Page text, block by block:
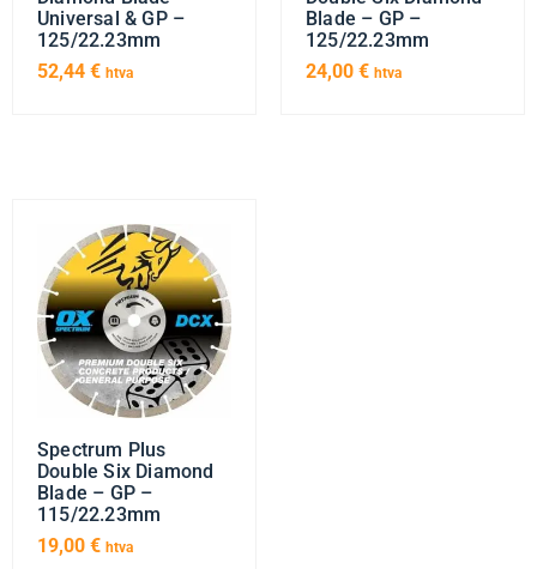
Universal & GP –
125/22.23mm
52,44 € htva
Blade – GP –
125/22.23mm
24,00 € htva
Spectrum Plus
Double Six Diamond
Blade – GP –
115/22.23mm
19,00 € htva